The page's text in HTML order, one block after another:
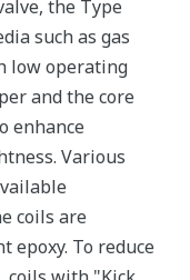
the Type
such as gas
low operating
and the core
enhance
Various
coils are
epoxy. To reduce